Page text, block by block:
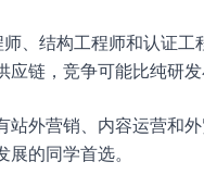
、结构工程师和认证
链，竞争可能比纯研发
站外营销、内容运营和
的同学首选。